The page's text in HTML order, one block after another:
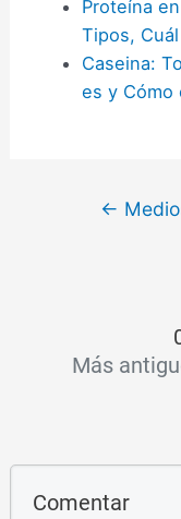
Proteína
Tipos,
Caseina:
es y Cómo
←
Más